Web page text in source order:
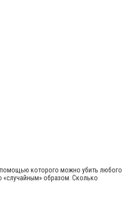
помощью которого можно убить любого
образом. Сколько